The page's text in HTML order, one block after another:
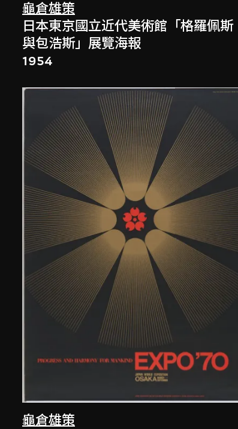
龜倉雄策
日本東京國立近代美術館「格羅佩斯
與包浩斯」展覽海報
1954
龜倉雄策